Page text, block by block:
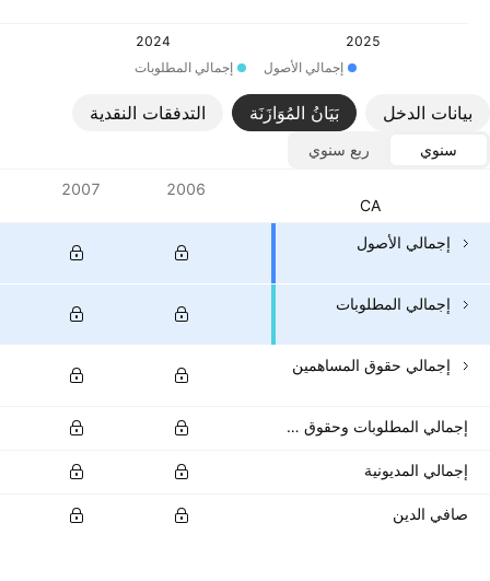
2024
2025
إجمالي الأصول
إجمالي المطلوبات
بيانات الدخل بَيَانُ المُوَازَنَة التدفقات النقدية
سنوي
ربع سنوي
2006
2007
إجمالي الأصول
إجمالي المطلوبات
إجمالي حقوق المساهمين
إجمالي المطلوبات وحقوق المساهمين
إجمالي المديونية
صافي الدين